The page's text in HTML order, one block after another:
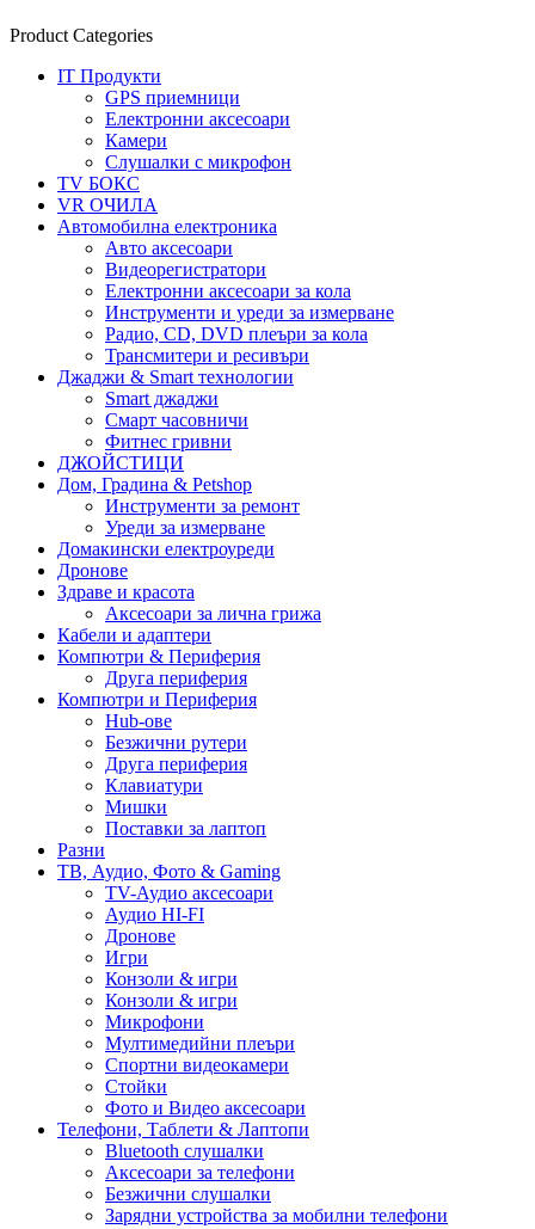
Product Categories
IT Продукти
GPS приемници
Електронни аксесоари
Камери
Слушалки с микрофон
TV БОКС
VR ОЧИЛА
Автомобилна електроника
Авто аксесоари
Видеорегистратори
Електронни аксесоари за кола
Инструменти и уреди за измерване
Радио, CD, DVD плеъри за кола
Трансмитери и ресивъри
Джаджи & Smart технологии
Smart джаджи
Смарт часовничи
Фитнес гривни
ДЖОЙСТИЦИ
Дом, Градина & Petshop
Инструменти за ремонт
Уреди за измерване
Домакински електроуреди
Дронове
Здраве и красота
Аксесоари за лична грижа
Кабели и адаптери
Компютри & Периферия
Друга периферия
Компютри и Периферия
Hub-ове
Безжични рутери
Друга периферия
Клавиатури
Мишки
Поставки за лаптоп
Разни
ТВ, Аудио, Фото & Gaming
TV-Аудио аксесоари
Аудио HI-FI
Дронове
Игри
Конзоли & игри
Конзоли & игри
Микрофони
Мултимедийни плеъри
Спортни видеокамери
Стойки
Фото и Видео аксесоари
Телефони, Таблети & Лаптопи
Bluetooth слушалки
Аксесоари за телефони
Безжични слушалки
Зарядни устройства за мобилни телефони